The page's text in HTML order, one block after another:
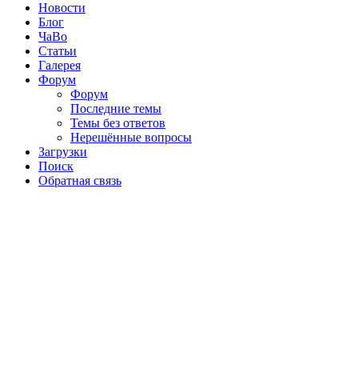
Новости
Блог
ЧаВо
Статьи
Галерея
Форум
Форум
Последние темы
Темы без ответов
Нерешённые вопросы
Загрузки
Поиск
Обратная связь